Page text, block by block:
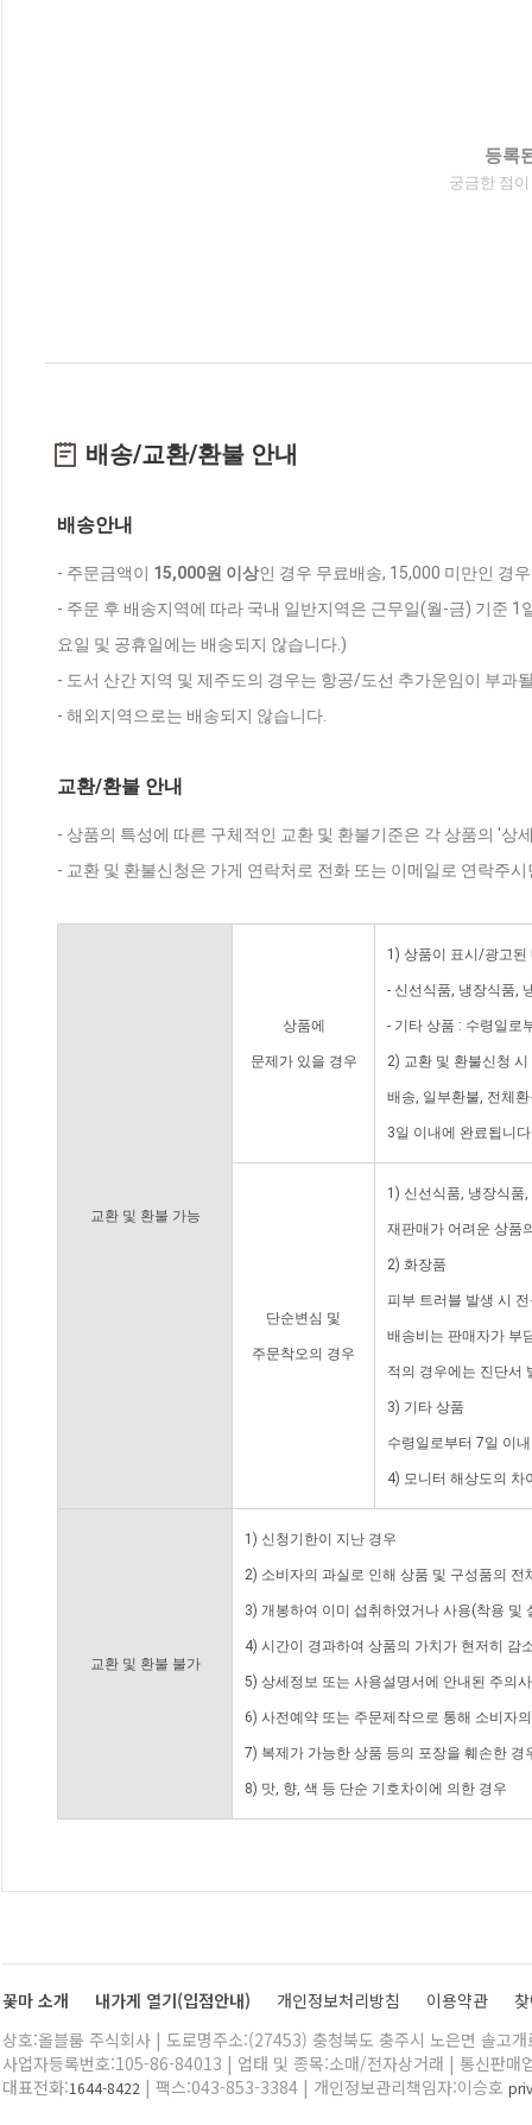
등록
궁금한 점
배송/교환/환불 안내
배송안내
- 주문금액이 15,000원 이상인 경우 무료배송, 15,000 미만인 경
- 주문 후 배송지역에 따라 국내 일반지역은 근무일(월-금) 기준
요일 및 공휴일에는 배송되지 않습니다.)
- 도서 산간 지역 및 제주도의 경우는 항공/도선 추가운임이 부과
- 해외지역으로는 배송되지 않습니다.
교환/환불 안내
- 상품의 특성에 따른 구체적인 교환 및 환불기준은 각 상품의 '상
- 교환 및 환불신청은 가게 연락처로 전화 또는 이메일로 연락주
교환 및 환불 가능
상품에
문제가 있을 경우
1) 상품이 표시/광고된
- 신선식품, 냉장식품,
- 기타 상품 : 수령일로
2) 교환 및 환불신청
배송, 일부환불, 전체
3일 이내에 완료됩니
단순변심 및
주문착오의 경우
1) 신선식품, 냉장식품
재판매가 어려운 상품
2) 화장품
피부 트러블 발생 시
배송비는 판매자가 부
적의 경우에는 진단서
3) 기타 상품
수령일로부터 7일 이
4) 모니터 해상도의 차
교환 및 환불 불가
1) 신청기한이 지난 경우
2) 소비자의 과실로 인해 상품 및 구성품의
3) 개봉하여 이미 섭취하였거나 사용(착용 및
4) 시간이 경과하여 상품의 가치가 현저히 감
5) 상세정보 또는 사용설명서에 안내된 주의
6) 사전예약 또는 주문제작으로 통해 소비자
7) 복제가 가능한 상품 등의 포장을 훼손한 경
8) 맛, 향, 색 등 단순 기호차이에 의한 경우
꽃마 소개 내가게 열기(입점안내) 개인정보처리방침 이용약관
상호:올블룸 주식회사 | 도로명주소:(27453) 충청북도 충주시 노은면 솔고
사업자등록번호:105-86-84013 | 업태 및 종목:소매/전자상거래 | 통신판매
대표전화:1644-8422 | 팩스:043-853-3384 | 개인정보관리책임자:이승호